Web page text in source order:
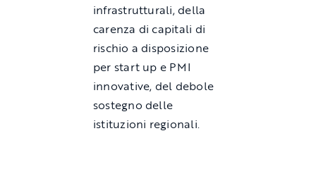
infrastrutturali, della
carenza di capitali di
rischio a disposizione
per start up e PMI
innovative, del debole
sostegno delle
istituzioni regionali.